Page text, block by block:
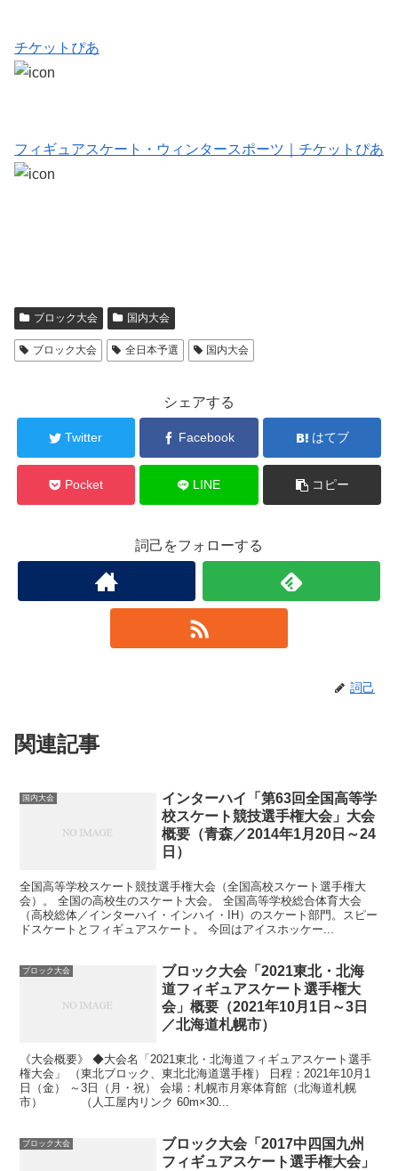
チケットぴあ
フィギュアスケート・ウィンタースポーツ｜チケットぴあ
ブロック大会 国内大会
ブロック大会 全日本予選 国内大会
シェアする
Twitter Facebook はてブ
Pocket LINE コピー
詞己をフォローする
詞己
関連記事
国内大会
インターハイ「第63回全国高等学
校スケート競技選手権大会」大会
概要（青森／2014年1月20日～24
日）
全国高等学校スケート競技選手権大会（全国高校スケート選手権大
会）。 全国の高校生のスケート大会。 全国高等学校総合体育大会
（高校総体／インターハイ・インハイ・IH）のスケート部門。スピー
ドスケートとフィギュアスケート。 今回はアイスホッケー...
ブロック大会
ブロック大会「2021東北・北海
道フィギュアスケート選手権大
会」概要（2021年10月1日～3日
／北海道札幌市）
《大会概要》 ◆大会名「2021東北・北海道フィギュアスケート選手
権大会」 （東北ブロック、東北北海道選手権） 日程：2021年10月1
日（金） ～3日（月・祝） 会場：札幌市月寒体育館（北海道札幌
市） （人工屋内リンク 60m×30...
ブロック大会
ブロック大会「2017中四国九州
フィギュアスケート選手権大会」